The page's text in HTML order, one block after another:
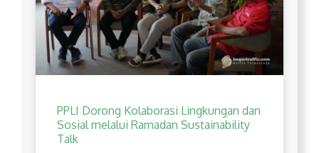
PPLI Dorong Kolaborasi Lingkungan dan
Sosial melalui Ramadan Sustainability
Talk